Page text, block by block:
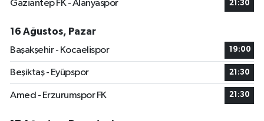
Gaziantep FK - Alanyaspor 21:30
16 Ağustos, Pazar
Başakşehir - Kocaelispor
19:00
Beşiktaş - Eyüpspor 21:30
Amed - Erzurumspor FK 21:30